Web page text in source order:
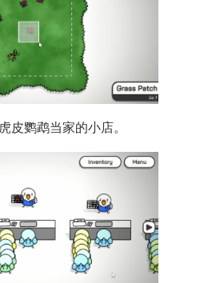
皮鹦鹉当家的小店。